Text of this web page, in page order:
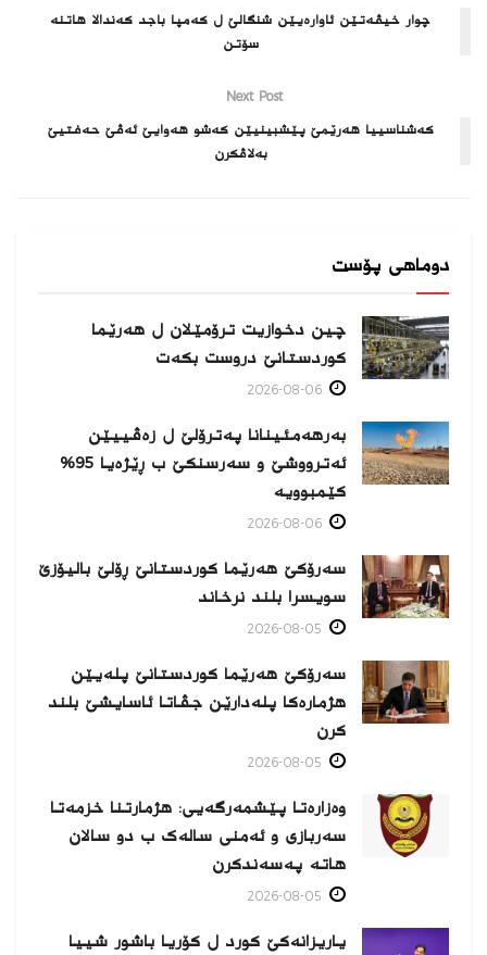
چوار خیڤەتێن ئاوارەیێن شنگالێ ل کەمپا باجد کەندالا ھاتنە
سۆتن
Next Post
كه‌شناسییا هه‌رێمێ پێشبینیێن كه‌شو هه‌وایێ ئه‌ڤێ حه‌فتیێ
به‌لاڤكرن
دوماهی پۆست
چین دخوازیت ترۆمێلان ل هەرێما
كوردستانێ دروست بكەت
بەرهەمئینانا په‌ترۆلێ ل زه‌ڤییێن
ئەترووشێ و سەرسنكێ ب ڕێژەیا 95%
كێمبوویە
سەرۆکێ هەرێما کوردستانێ ڕۆلێ بالیۆزێ
سویسرا بلند نرخاند
سەرۆکێ هەرێما کوردستانێ پلەیێن
هژمارەكا پلەدارێن جڤاتا ئاسایشێ بلند
كرن
وەزارەتا پێشمەرگەیی: هژمارتنا خزمەتا
سەربازی و ئەمنی سالەک ب دو سالان
هاتە پەسەندكرن
یاریزانەكێ کورد ل کۆریا باشور شییا